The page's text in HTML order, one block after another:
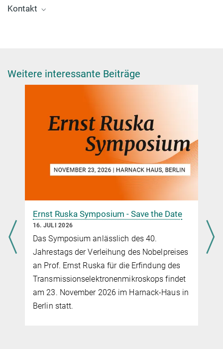
Kontakt
Weitere interessante Beiträge
Ernst Ruska Symposium - Save the Date
16. JULI 2026
Das Symposium anlässlich des 40.
Jahrestags der Verleihung des Nobelpreises
an Prof. Ernst Ruska für die Erfindung des
Transmissionselektronenmikroskops findet
am 23. November 2026 im Harnack-Haus in
Berlin statt.